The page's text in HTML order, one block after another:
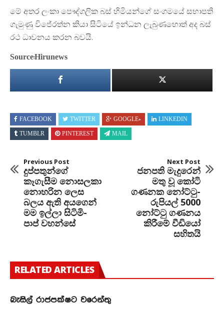
මේ අතර ලංකා පෞද්ගලික බස් හිමියන්ගේ සංගමයේ සභාපති
ගැමුණු විජේරත්න කියා සිටියේ ඉන්ධන ලැබුණහොත් අද බස්
රථ ධාවනය කරන බවයි.
Source:Hirunews
FACEBOOK TWITTER GOOGLE+ LINKEDIN
TUMBLR PINTEREST MAIL
Previous Post
දුප්පතුන්ගේ
කෑගැසීම නොසලකා
නොහරින ලෙස
බලය ඇති අයගෙන්
මම ඉල්ලා සිටිමි-
පාප් වහන්සේ
Next Post
ජනපති මැදුරෙන්
මතු වූ කෝටි
ගණනක නෝට්ටු-
රුපියල් 5000
නෝට්ටු ගණනය
කිරීමේ වීඩියෝ
සහිතයි
RELATED ARTICLES
බැසිල් රාජපක්ෂට වරෙන්තු